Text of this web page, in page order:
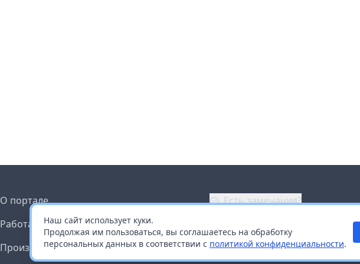
Наш сайт использует куки.
Продолжая им пользоваться, вы соглашаетесь на обработку
персональных данных в соответствии с политикой конфиденциальности.
О портале
Работа с платформой
Производителям и дистрибьюторам
Есть замечания?
Заказать звонок